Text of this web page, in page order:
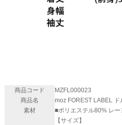
商品コード
MZFL000023
商品名
moz FOREST LABEL
素材
■ポリエステル80% レ
【サイズ】